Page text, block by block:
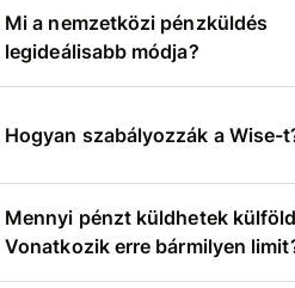
Mi a nemzetközi pénzküldés
legideálisabb módja?
Hogyan szabályozzák a Wise-
Mennyi pénzt küldhetek
Vonatkozik erre bármilyen